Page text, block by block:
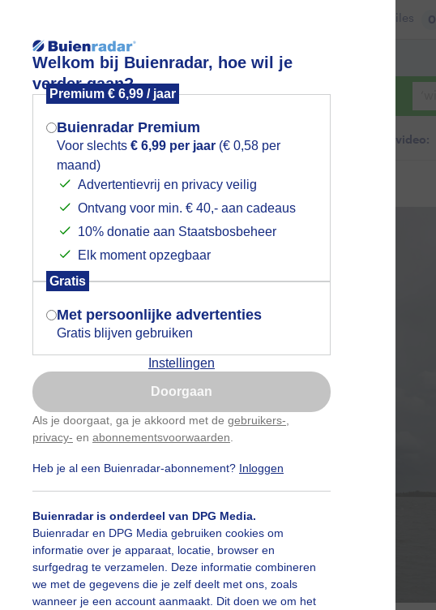
Welkom bij Buienradar, hoe wil je
verder gaan?
Premium € 6,99 / jaar
Buienradar Premium
Voor slechts € 6,99 per jaar (€ 0,58 per
maand)
Advertentievrij en privacy veilig
Ontvang voor min. € 40,- aan cadeaus
10% donatie aan Staatsbosbeheer
Elk moment opzegbaar
Gratis
Met persoonlijke advertenties
Gratis blijven gebruiken
Instellingen
Doorgaan
Als je doorgaat, ga je akkoord met de gebruikers-
privacy- en abonnementsvoorwaarden
Heb je al een Buienradar-abonnement? Inloggen
Buienradar is onderdeel van DPG Media.
Buienradar en DPG Media gebruiken cookies om
informatie over je apparaat, locatie, browser en
surfgedrag te verzamelen. Deze informatie combineren
we met de gegevens die je zelf deelt met ons, zoals
wanneer je een account aanmaakt. Dit doen we om het
Files 0
Lees meer.
Foto en video Weerzine
Zoeken in foto & video:
Mogen we je locatie gebruiken voor
het weer?
Indien je hier nog geen akkoord op hebt
gegeven, verschijnt er zo een pop-up uit
je browser waarin deze toestemming
gevraagd wordt.
Is goed, toon de popup
Nu niet, misschien later
Gebruik je Safari en wil je niet elke dag deze pop-up
Klikhierom dit aan te passen